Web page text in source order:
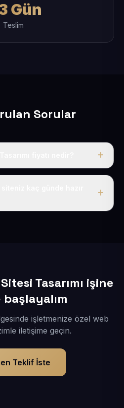
Gün
Teslim
Sorular
50 USD + KDV. Bu bedele alan
Tasarımı işine
işletmenize özel web
iletişime geçin.
Teklif İste